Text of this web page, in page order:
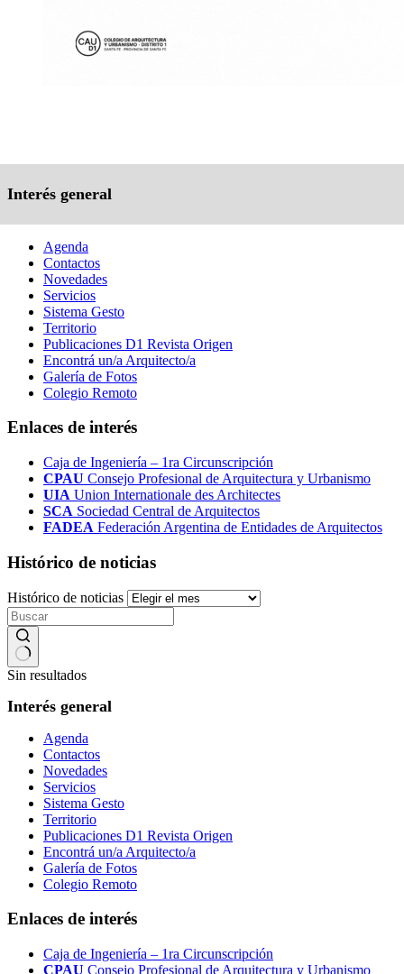
Interés general
Agenda
Contactos
Novedades
Servicios
Sistema Gesto
Territorio
Publicaciones D1 Revista Origen
Encontrá un/a Arquitecto/a
Galería de Fotos
Colegio Remoto
Enlaces de interés
Caja de Ingeniería – 1ra Circunscripción
CPAU Consejo Profesional de Arquitectura y Urbanismo
UIA Union Internationale des Architectes
SCA Sociedad Central de Arquitectos
FADEA Federación Argentina de Entidades de Arquitectos
Histórico de noticias
Histórico de noticias
Sin resultados
Interés general
Agenda
Contactos
Novedades
Servicios
Sistema Gesto
Territorio
Publicaciones D1 Revista Origen
Encontrá un/a Arquitecto/a
Galería de Fotos
Colegio Remoto
Enlaces de interés
Caja de Ingeniería – 1ra Circunscripción
CPAU Consejo Profesional de Arquitectura y Urbanismo